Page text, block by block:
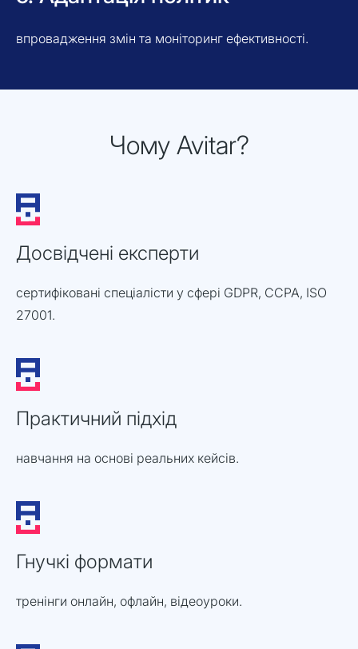
впровадження змін та моніторинг ефективності.
Чому Avitar?
Досвідчені експерти
сертифіковані спеціалісти у сфері GDPR, CCPA, ISO
27001.
Практичний підхід
навчання на основі реальних кейсів.
Гнучкі формати
тренінги онлайн, офлайн, відеоуроки.